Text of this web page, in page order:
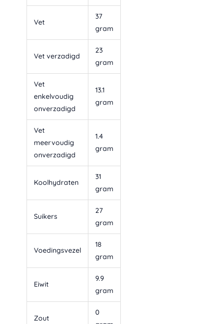
Vet
37
gram
Vet verzadigd
23
gram
Vet
enkelvoudig
onverzadigd
13.1
gram
Vet
meervoudig
onverzadigd
1.4
gram
Koolhydraten
31
gram
Suikers
27
gram
Voedingsvezel
18
gram
Eiwit
9.9
gram
Zout
0